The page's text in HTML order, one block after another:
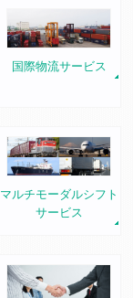
国際物流サービス
マルチモーダルシフト
サービス